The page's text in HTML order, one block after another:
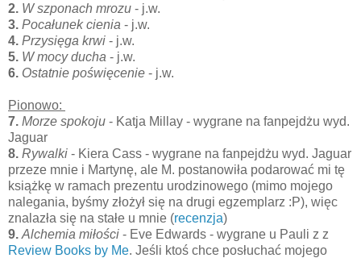
2. W szponach mrozu - j.w.
3. Pocałunek cienia - j.w.
4. Przysięga krwi - j.w.
5. W mocy ducha - j.w.
6. Ostatnie poświęcenie - j.w.
Pionowo:
7. Morze spokoju - Katja Millay - wygrane na fanpejdżu wyd.
Jaguar
8. Rywalki - Kiera Cass - wygrane na fanpejdżu wyd. Jaguar
przeze mnie i Martynę, ale M. postanowiła podarować mi tę
książkę w ramach prezentu urodzinowego (mimo mojego
nalegania, byśmy złożył się na drugi egzemplarz :P), więc
znalazła się na stałe u mnie (recenzja)
9. Alchemia miłości - Eve Edwards - wygrane u Pauli z z
Review Books by Me. Jeśli ktoś chce posłuchać mojego